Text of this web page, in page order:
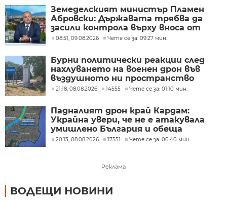
Земеделският министър Пламен
Абровски: Държавата трябва да
засили контрола върху вноса от
трети страни
08:51, 09.08.2026 Чете се за: 09:27 мин.
Бурни политически реакции след
нахлуването на военен дрон във
въздушното ни пространство
(ОБЗОР)
21:18, 08.08.2026 14555 Чете се за: 01:10 мин.
Падналият дрон край Кардам:
Украйна увери, че не е атакувала
умишлено България и обеща
разследване
20:13, 08.08.2026 17551 Чете се за: 00:40 мин.
Реклама
ВОДЕЩИ НОВИНИ